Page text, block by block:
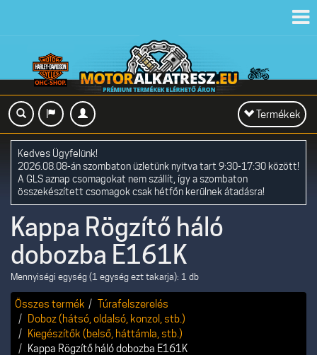
Toggle
navigation
Termékek
Kedves Ügyfelünk!
2026.08.08-án szombaton üzletünk nyitva tart 9:30-17:30 között!
A GLS aznap csomagokat nem szállít, így a szombaton
összekészített csomagok csak hétfőn kerülnek átadásra!
Kappa Rögzítő háló
dobozba E161K
Mennyiségi egység (1 egység ezt takarja): 1 db
Összes termék
Túrafelszerelés
Doboz (hátsó, oldalsó, konzol, stb.)
Kiegészítők (belső, háttámla, stb.)
Kappa Rögzítő háló dobozba E161K